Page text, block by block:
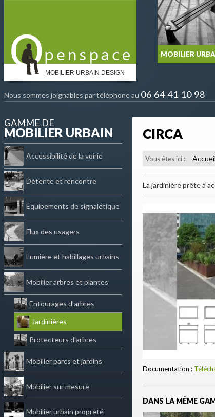
MOBILIER URBAIN DESIGN
MOBILIER
Nous sommes joignables par téléphone au 06 64 41 10 98
GAMME DE
MOBILIER URBAIN
Accessibilité de la voirie
Détente et rencontre
Équipements de signalétique
Flux des usagers
Lumière et habillages urbains
Mobilier arbres et plantes
Entourages d'arbres
Jardinières
Protecteurs d'arbres
Mobilier parcs et jardins
Mobilier sur mesure
Mobilier urbain propreté
CIRCA
Vous êtes ici : Accueil
La jardinière prête à
Documentation :
DANS LA MÊME